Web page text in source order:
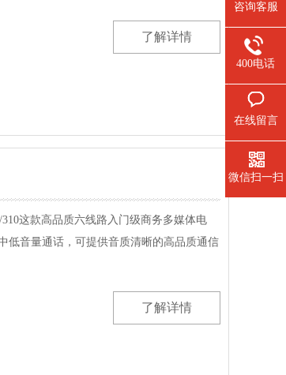
了解详情
这款高品质六线路入门级商务多媒体电
低音量通话，可提供音质清晰的高品质通信
了解详情
咨询客服
400电话
在线留言
微信扫一扫